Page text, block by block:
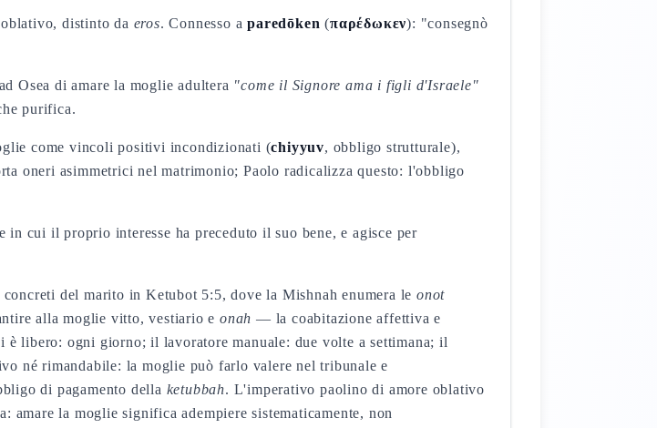
distinto da eros. Connesso aparedōken (παρέδωκεν): "consegnò
Osea di amare la moglie adultera "come il Signore ama i figli d'Israele"
purifica.
come vincoli positivi incondizionati (chiyyuv, obbligo strutturale),
oneri asimmetrici nel matrimonio; Paolo radicalizza questo: l'obbligo
cui il proprio interesse ha preceduto il suo bene, e agisce per
del marito in Ketubot 5:5, dove la Mishnah enumera le onot
alla moglie vitto, vestiario e onah — la coabitazione affettiva e
è libero: ogni giorno; il lavoratore manuale: due volte a settimana; il
né rimandabile: la moglie può farlo valere nel tribunale e
di pagamento della ketubbah. L'imperativo paolino di amore oblativo
amare la moglie significa adempiere sistematicamente, non